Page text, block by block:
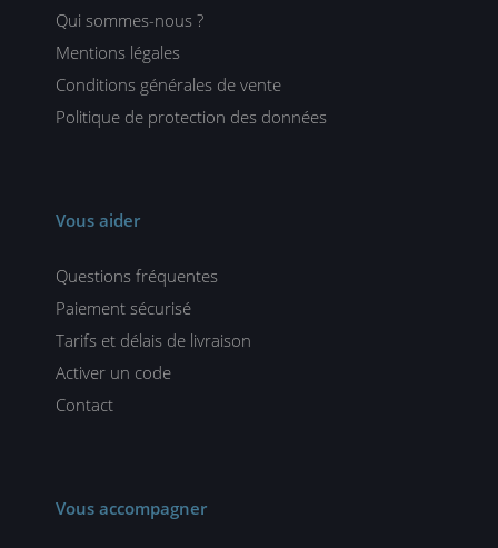
Qui sommes-nous ?
Mentions légales
Conditions générales de vente
Politique de protection des données
Vous aider
Questions fréquentes
Paiement sécurisé
Tarifs et délais de livraison
Activer un code
Contact
Vous accompagner